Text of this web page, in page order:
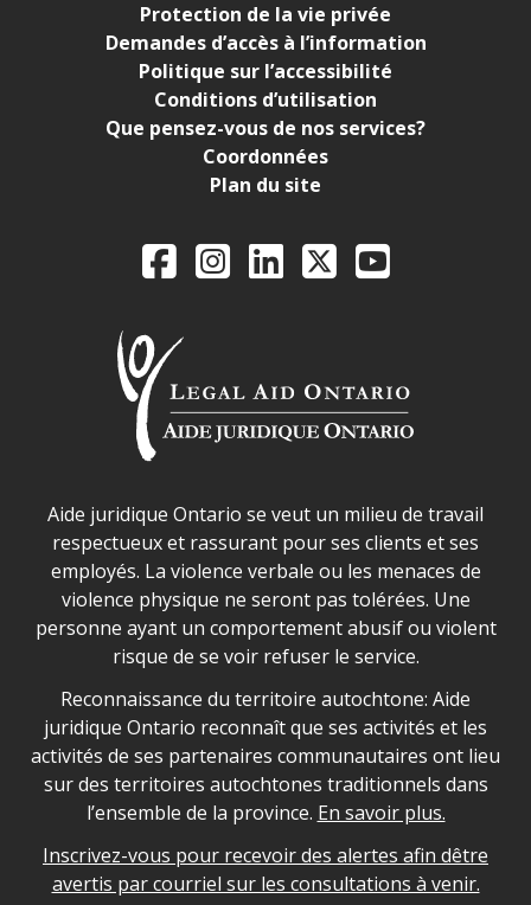
Protection de la vie privée
Demandes d’accès à l’information
Politique sur l’accessibilité
Conditions d’utilisation
Que pensez-vous de nos services?
Coordonnées
Plan du site
Legal Aid Ontario
FacebookInstagram
LinkedIn
X YouTube
Déclaration sur la sécurité dans les locaux d'AJO.
Aide juridique Ontario se veut un milieu de travail
respectueux et rassurant pour ses clients et ses
employés. La violence verbale ou les menaces de
violence physique ne seront pas tolérées. Une
personne ayant un comportement abusif ou violent
risque de se voir refuser le service.
Legal Aid Ontario land acknowledgement
Reconnaissance du territoire autochtone: Aide
juridique Ontario reconnaît que ses activités et les
activités de ses partenaires communautaires ont lieu
sur des territoires autochtones traditionnels dans
l’ensemble de la province. En savoir plus.
Inscrivez-vous pour recevoir des alertes afin dêtre
avertis par courriel sur les consultations à venir.